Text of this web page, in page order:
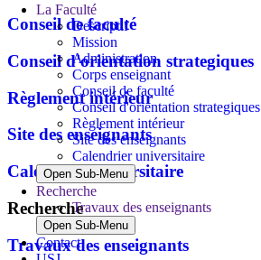
La Faculté
Descriptif
Mission
Administration
Corps enseignant
Conseil de faculté
Conseil d'orientation strategiques
Règlement intérieur
Site des enseignants
Calendrier universitaire
Open Sub-Menu
Recherche
Travaux des enseignants
Open Sub-Menu
Contact
Conseil de faculté
Conseil d'orientation strategiques
Règlement intérieur
Site des enseignants
Calendrier universitaire
Recherche
Travaux des enseignants